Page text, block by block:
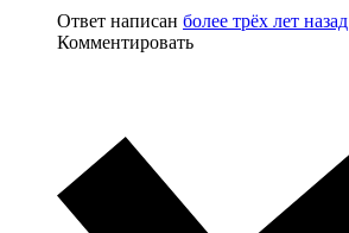
Ответ написан более трёх лет назад
Комментировать